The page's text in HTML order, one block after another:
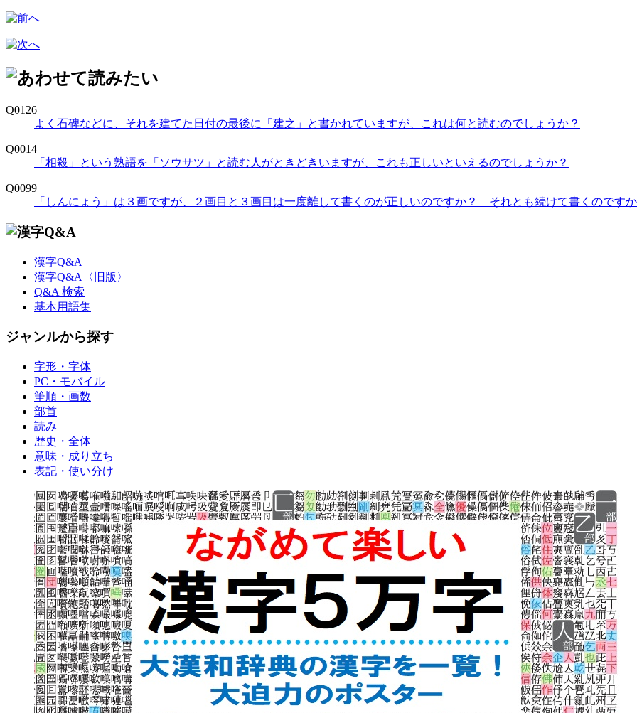
Q0126
よく石碑などに、それを建てた日付の最後に「建之」と書かれていますが、これは何と読むのでしょうか？
Q0014
「相殺」という熟語を「ソウサツ」と読む人がときどきいますが、これも正しいといえるのでしょうか？
Q0099
「しんにょう」は３画ですが、２画目と３画目は一度離して書くのが正しいのですか？ それとも続けて書くのです
漢字Q&A
漢字Q&A〈旧版〉
Q&A 検索
基本用語集
ジャンルから探す
字形・字体
PC・モバイル
筆順・画数
部首
読み
歴史・全体
意味・成り立ち
表記・使い分け